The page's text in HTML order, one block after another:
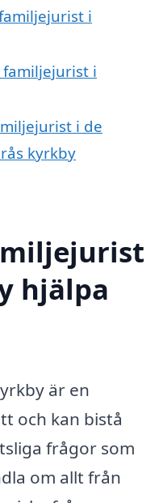
i
i
i de
kyrkby
hjälpa
är en
och kan bistå
frågor som
om allt från